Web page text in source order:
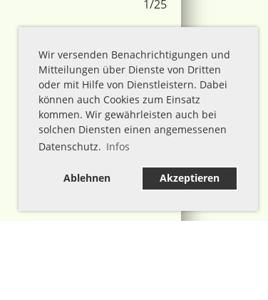
Wir versenden Benachrichtigungen und
Mitteilungen über Dienste von Dritten
oder mit Hilfe von Dienstleistern. Dabei
können auch Cookies zum Einsatz
kommen. Wir gewährleisten auch bei
solchen Diensten einen angemessenen
Datenschutz. Infos
Ablehnen Akzeptieren
1/25